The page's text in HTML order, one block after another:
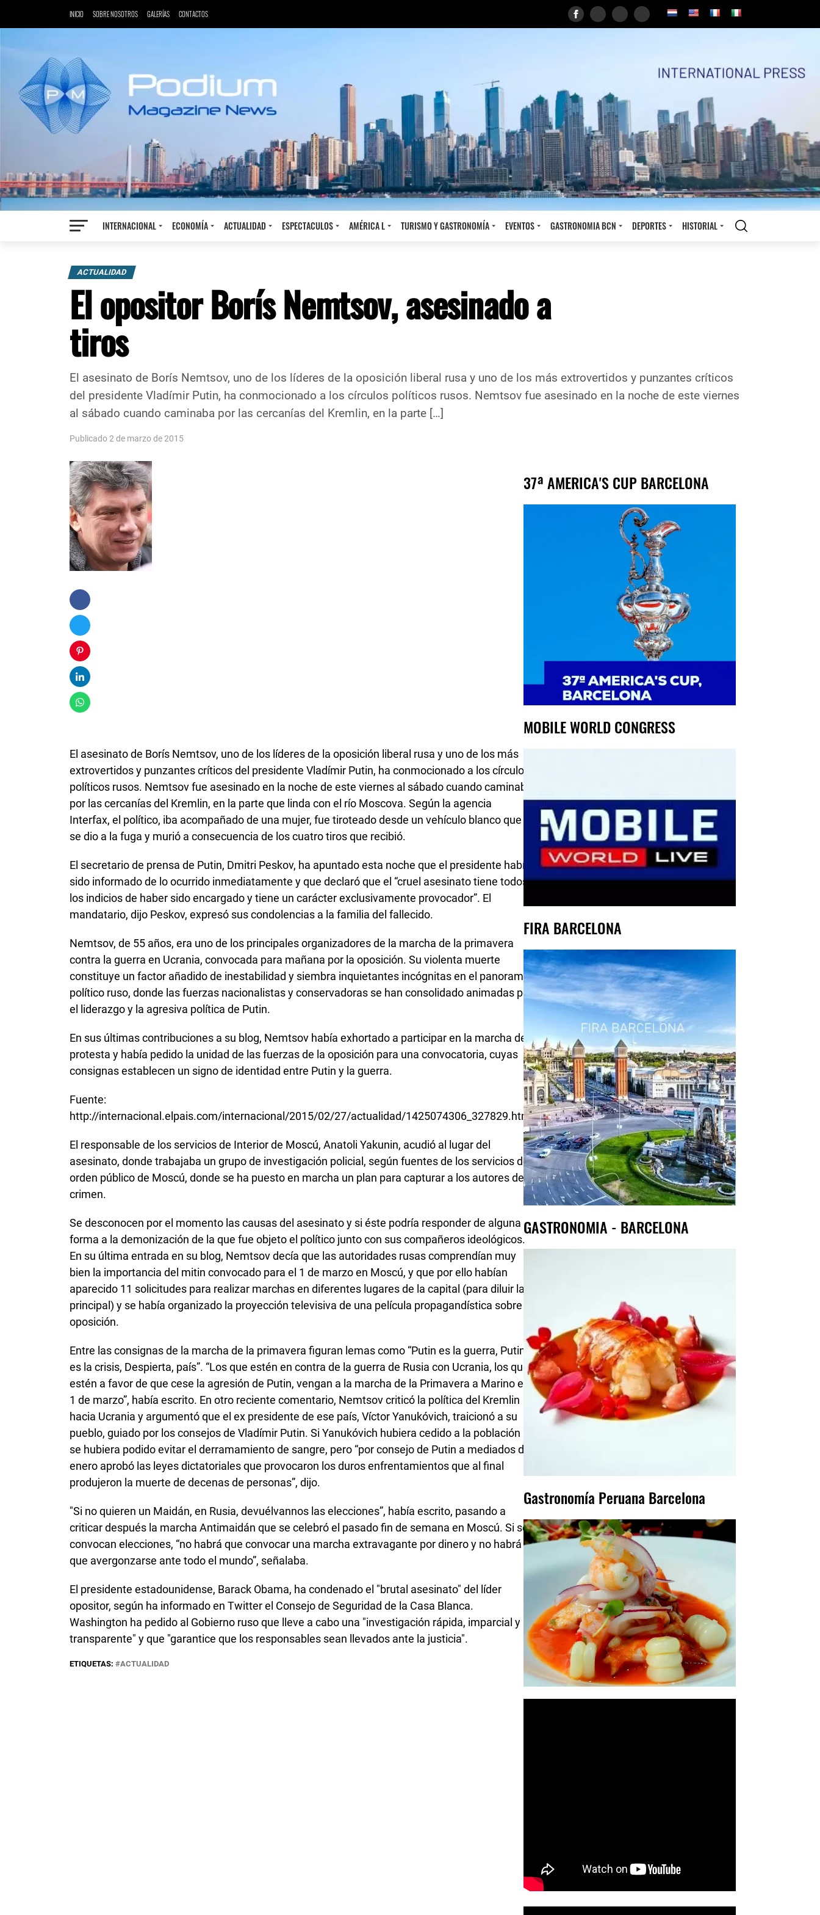
INICIO SOBRE NOSOTROS GALERÍAS CONTACTOS
INTERNACIONAL ECONOMÍA ACTUALIDAD ESPECTACULOS AMÉRICA L TURISMO Y GASTRONOMÍA EVENTOS GASTRONOMIA BCN DEPORTES HISTORIAL
ACTUALIDAD
El opositor Borís Nemtsov, asesinado a
tiros
El asesinato de Borís Nemtsov, uno de los líderes de la oposición liberal rusa y uno de los más extrovertidos y punzantes críticos
del presidente Vladímir Putin, ha conmocionado a los círculos políticos rusos. Nemtsov fue asesinado en la noche de este viernes
al sábado cuando caminaba por las cercanías del Kremlin, en la parte […]
Publicado 2 de marzo de 2015
El asesinato de Borís Nemtsov, uno de los líderes de la oposición liberal rusa y uno de los más
extrovertidos y punzantes críticos del presidente Vladímir Putin, ha conmocionado a los círculos
políticos rusos. Nemtsov fue asesinado en la noche de este viernes al sábado cuando caminaba
por las cercanías del Kremlin, en la parte que linda con el río Moscova. Según la agencia
Interfax, el político, iba acompañado de una mujer, fue tiroteado desde un vehículo blanco que
se dio a la fuga y murió a consecuencia de los cuatro tiros que recibió.
El secretario de prensa de Putin, Dmitri Peskov, ha apuntado esta noche que el presidente había
sido informado de lo ocurrido inmediatamente y que declaró que el “cruel asesinato tiene todos
los indicios de haber sido encargado y tiene un carácter exclusivamente provocador”. El
mandatario, dijo Peskov, expresó sus condolencias a la familia del fallecido.
Nemtsov, de 55 años, era uno de los principales organizadores de la marcha de la primavera
contra la guerra en Ucrania, convocada para mañana por la oposición. Su violenta muerte
constituye un factor añadido de inestabilidad y siembra inquietantes incógnitas en el panorama
político ruso, donde las fuerzas nacionalistas y conservadoras se han consolidado animadas por
el liderazgo y la agresiva política de Putin.
En sus últimas contribuciones a su blog, Nemtsov había exhortado a participar en la marcha de
protesta y había pedido la unidad de las fuerzas de la oposición para una convocatoria, cuyas
consignas establecen un signo de identidad entre Putin y la guerra.
Fuente:
http://internacional.elpais.com/internacional/2015/02/27/actualidad/1425074306_327829.html
El responsable de los servicios de Interior de Moscú, Anatoli Yakunin, acudió al lugar del
asesinato, donde trabajaba un grupo de investigación policial, según fuentes de los servicios de
orden público de Moscú, donde se ha puesto en marcha un plan para capturar a los autores del
crimen.
Se desconocen por el momento las causas del asesinato y si éste podría responder de alguna
forma a la demonización de la que fue objeto el político junto con sus compañeros ideológicos.
En su última entrada en su blog, Nemtsov decía que las autoridades rusas comprendían muy
bien la importancia del mitin convocado para el 1 de marzo en Moscú, y que por ello habían
aparecido 11 solicitudes para realizar marchas en diferentes lugares de la capital (para diluir la
principal) y se había organizado la proyección televisiva de una película propagandística sobre la
oposición.
Entre las consignas de la marcha de la primavera figuran lemas como “Putin es la guerra, Putin
es la crisis, Despierta, país”. “Los que estén en contra de la guerra de Rusia con Ucrania, los que
estén a favor de que cese la agresión de Putin, vengan a la marcha de la Primavera a Marino el
1 de marzo”, había escrito. En otro reciente comentario, Nemtsov criticó la política del Kremlin
hacia Ucrania y argumentó que el ex presidente de ese país, Víctor Yanukóvich, traicionó a su
pueblo, guiado por los consejos de Vladímir Putin. Si Yanukóvich hubiera cedido a la población
se hubiera podido evitar el derramamiento de sangre, pero “por consejo de Putin a mediados de
enero aprobó las leyes dictatoriales que provocaron los duros enfrentamientos que al final
produjeron la muerte de decenas de personas”, dijo.
"Si no quieren un Maidán, en Rusia, devuélvannos las elecciones”, había escrito, pasando a
criticar después la marcha Antimaidán que se celebró el pasado fin de semana en Moscú. Si se
convocan elecciones, “no habrá que convocar una marcha extravagante por dinero y no habrá
que avergonzarse ante todo el mundo”, señalaba.
El presidente estadounidense, Barack Obama, ha condenado el "brutal asesinato" del líder
opositor, según ha informado en Twitter el Consejo de Seguridad de la Casa Blanca.
Washington ha pedido al Gobierno ruso que lleve a cabo una "investigación rápida, imparcial y
transparente" y que "garantice que los responsables sean llevados ante la justicia".
ETIQUETAS: ACTUALIDAD
37ª AMERICA'S CUP BARCELONA
MOBILE WORLD CONGRESS
FIRA BARCELONA
GASTRONOMIA - BARCELONA
Gastronomía Peruana Barcelona